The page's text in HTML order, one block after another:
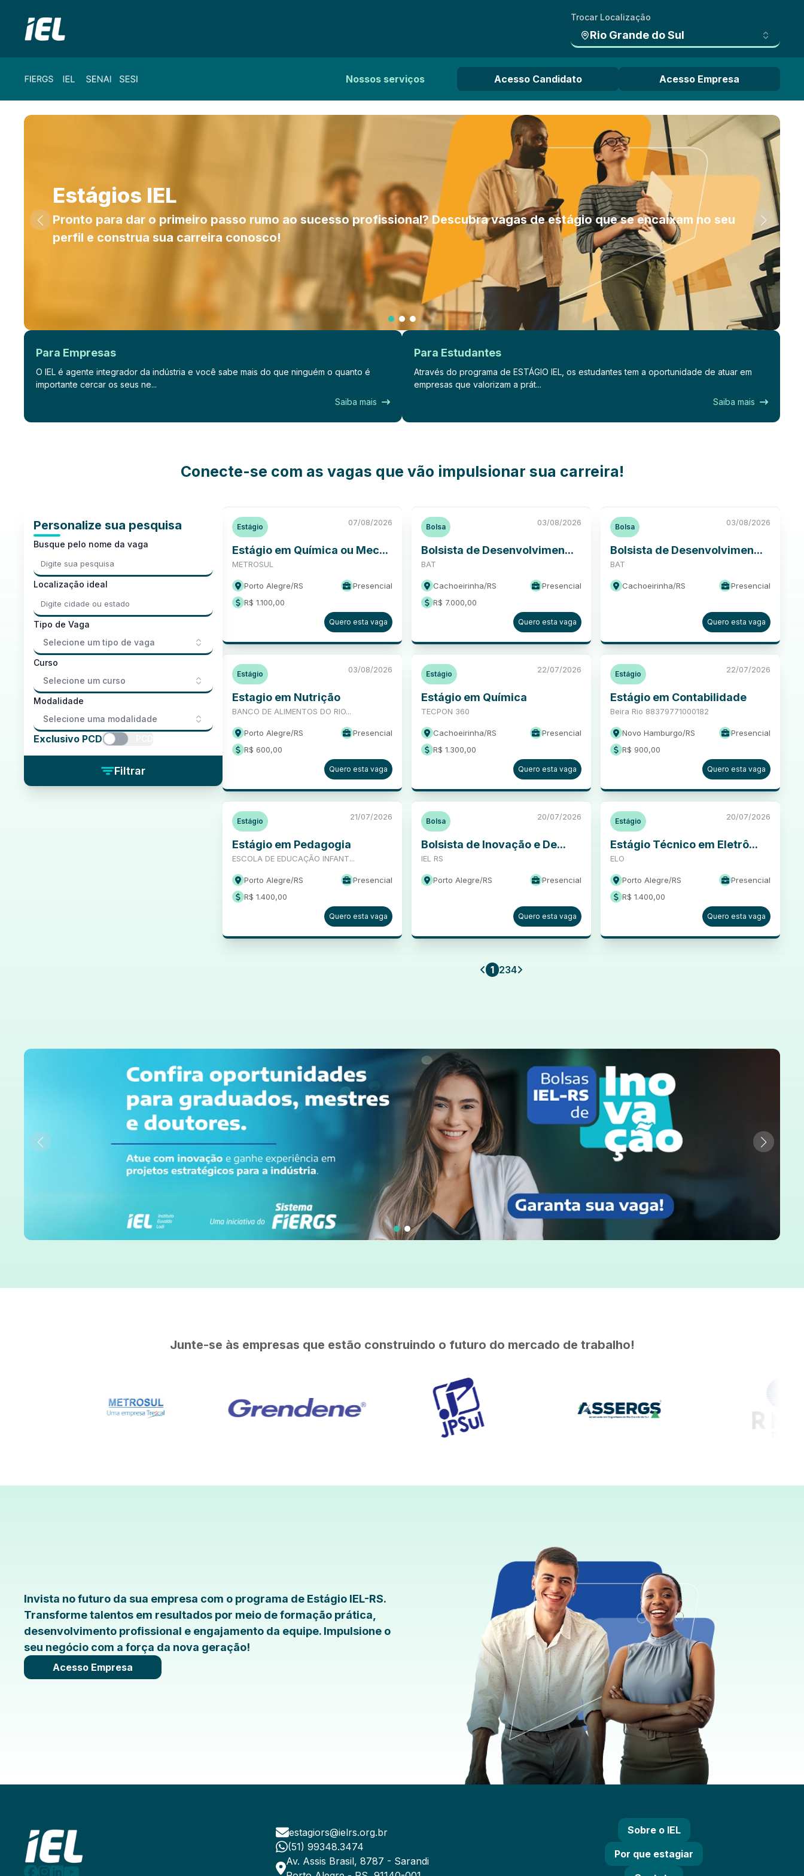
Trocar Localização
Rio Grande do Sul
Nossos serviços Acesso Candidato Acesso Empresa
Estágios IEL
Pronto para dar o primeiro passo rumo ao sucesso profissional? Descubra vagas de estágio que se encaixam no seu
perfil e construa sua carreira conosco!
Para Empresas
O IEL é agente integrador da indústria e você sabe mais do que ninguém o quanto é
importante cercar os seus ne...
Saiba mais
Para Estudantes
Através do programa de ESTÁGIO IEL, os estudantes tem a oportunidade de atuar em
empresas que valorizam a prát...
Saiba mais
Conecte-se com as vagas que vão impulsionar sua carreira!
Personalize sua pesquisa
Busque pelo nome da vaga
Localização ideal
Tipo de Vaga
Selecione um tipo de vaga
Curso
Selecione um curso
Modalidade
Selecione uma modalidade
Exclusivo PCD
Filtrar
Estágio 07/08/2026
Estágio em Química ou Mec...
METROSUL
Porto Alegre/RS
Presencial
R$ 1.100,00
Quero esta vaga
Bolsa 03/08/2026
Bolsista de Desenvolvimen...
BAT
Cachoeirinha/RS
Presencial
R$ 7.000,00
Quero esta vaga
Bolsa 03/08/2026
Bolsista de Desenvolvimen...
BAT
Cachoeirinha/RS Presencial
Quero esta vaga
Estágio 03/08/2026
Estagio em Nutrição
BANCO DE ALIMENTOS DO RIO...
Porto Alegre/RS
Presencial
R$ 600,00
Quero esta vaga
Estágio 22/07/2026
Estágio em Química
TECPON 360
Cachoeirinha/RS
Presencial
R$ 1.300,00
Quero esta vaga
Estágio 22/07/2026
Estágio em Contabilidade
Beira Rio 88379771000182
Novo Hamburgo/RS
Presencial
R$ 900,00
Quero esta vaga
Estágio 21/07/2026
Estágio em Pedagogia
ESCOLA DE EDUCAÇÃO INFANT...
Porto Alegre/RS
Presencial
R$ 1.400,00
Quero esta vaga
Bolsa 20/07/2026
Bolsista de Inovação e De...
IEL RS
Porto Alegre/RS Presencial
Quero esta vaga
Estágio 20/07/2026
Estágio Técnico em Eletrô...
ELO
Porto Alegre/RS
Presencial
R$ 1.400,00
Quero esta vaga
1 234
Junte-se às empresas que estão construindo o futuro do mercado de trabalho!
Invista no futuro da sua empresa com o programa de Estágio IEL-RS.
Transforme talentos em resultados por meio de formação prática,
desenvolvimento profissional e engajamento da equipe. Impulsione o
seu negócio com a força da nova geração!
Acesso Empresa
estagiors@ielrs.org.br
(51) 99348.3474
Av. Assis Brasil, 8787 - Sarandi
Sobre o IEL
Por que estagiar